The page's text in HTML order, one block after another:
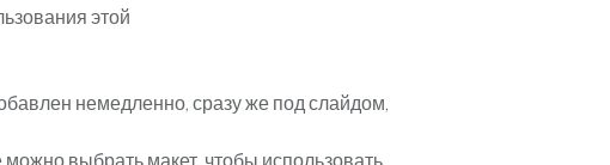
этой
немедленно, сразу же под слайдом,
выбрать макет, чтобы использовать